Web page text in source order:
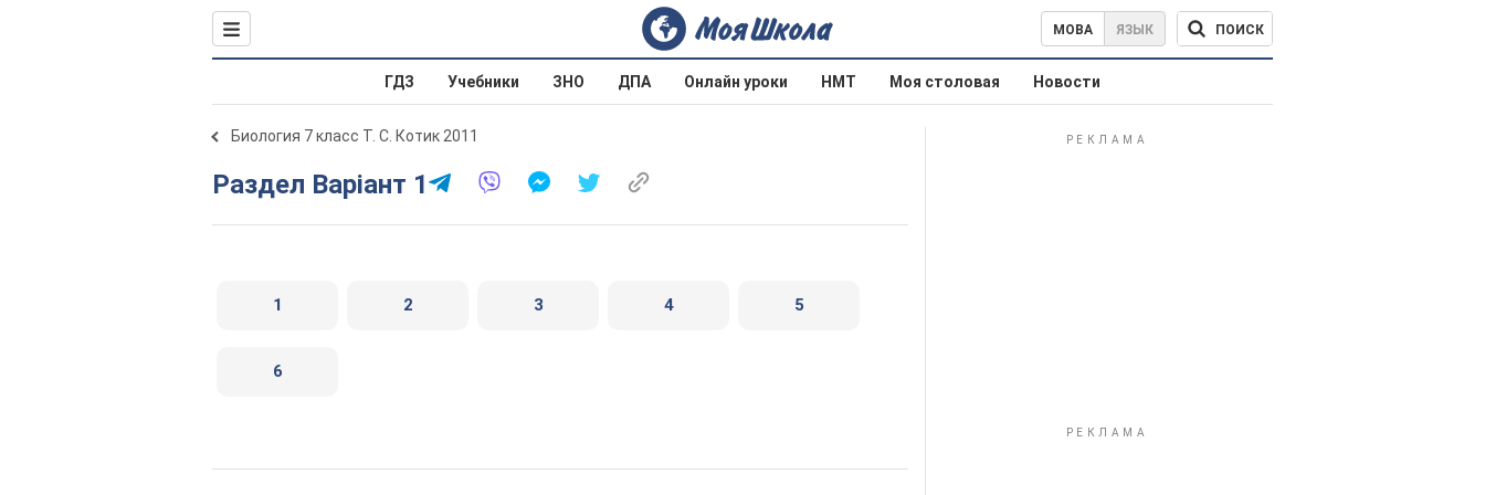
МОВА ЯЗЫК ПОИСК
ГДЗ Учебники ЗНО ДПА Онлайн уроки НМТ Моя столовая Новости
Биология 7 класс Т. С. Котик 2011
Раздел Варіант 1
1 2 3 4 5
6